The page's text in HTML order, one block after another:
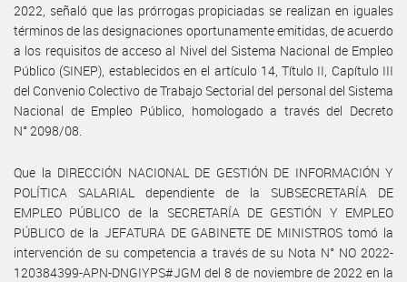
2022, señaló que las prórrogas propiciadas se realizan en iguales
términos de las designaciones oportunamente emitidas, de acuerdo
a los requisitos de acceso al Nivel del Sistema Nacional de Empleo
Público (SINEP), establecidos en el artículo 14, Título II, Capítulo III
del Convenio Colectivo de Trabajo Sectorial del personal del Sistema
Nacional de Empleo Público, homologado a través del Decreto
N° 2098/08.
Que la DIRECCIÓN NACIONAL DE GESTIÓN DE INFORMACIÓN Y
POLÍTICA SALARIAL dependiente de la SUBSECRETARÍA DE
EMPLEO PÚBLICO de la SECRETARÍA DE GESTIÓN Y EMPLEO
PÚBLICO de la JEFATURA DE GABINETE DE MINISTROS tomó la
intervención de su competencia a través de su Nota N° NO 2022-
120384399-APN-DNGIYPS#JGM del 8 de noviembre de 2022 en la